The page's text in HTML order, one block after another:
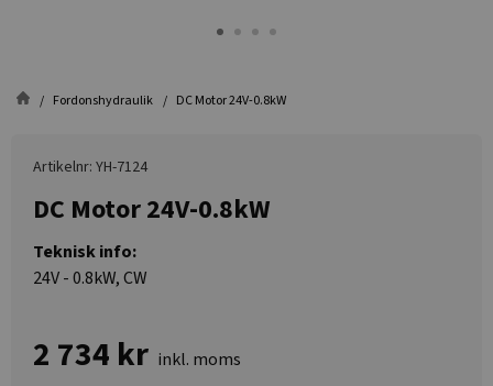
Fordonshydraulik DC Motor 24V-0.8kW
Artikelnr: YH-7124
DC Motor 24V-0.8kW
Teknisk info:
24V - 0.8kW, CW
2 734 kr inkl. moms